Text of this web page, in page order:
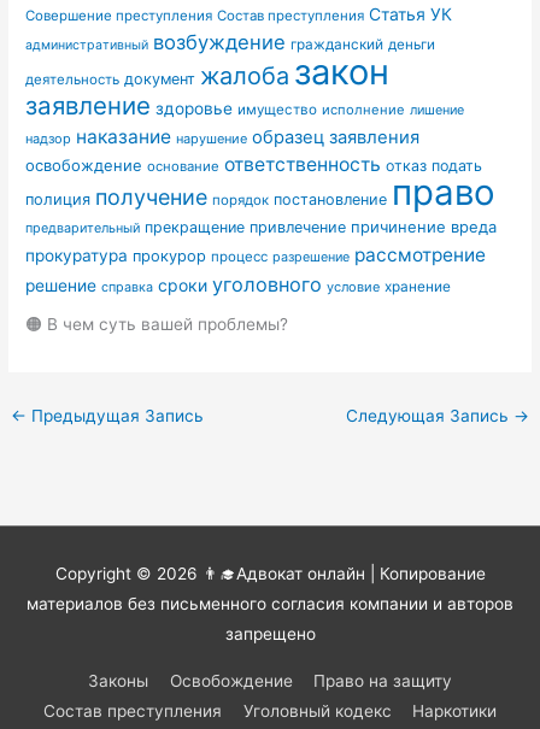
Совершение преступления Состав преступления Статья УК
административный возбуждение гражданский деньги
деятельность документ жалоба закон
заявление здоровье имущество исполнение лишение
надзор наказание нарушение образец заявления
освобождение основание ответственность отказ подать
полиция получение порядок постановление право
предварительный прекращение привлечение причинение вреда
прокуратура прокурор процесс разрешение рассмотрение
решение справка сроки уголовного условие хранение
🟠 В чем суть вашей проблемы?
← Предыдущая Запись Следующая Запись →
Copyright © 2026 👨‍🎓Адвокат онлайн | Копирование
материалов без письменного согласия компании и авторов
запрещено
Законы Освобождение
Право на защиту
Состав преступления
Уголовный кодекс
Наркотики